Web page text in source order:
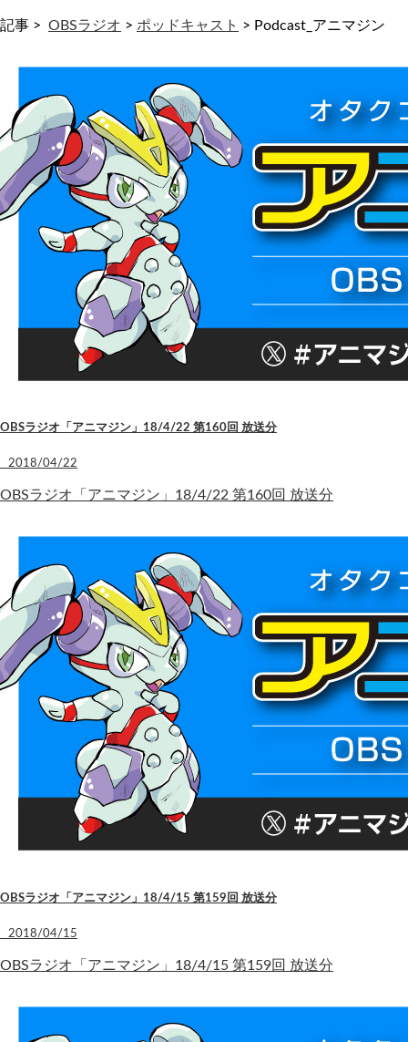
記事 > OBSラジオ > ポッドキャスト > Podcast_アニマジン
OBSラジオ「アニマジン」18/4/22 第160回 放送分
2018/04/22
OBSラジオ「アニマジン」18/4/22 第160回 放送分
OBSラジオ「アニマジン」18/4/15 第159回 放送分
2018/04/15
OBSラジオ「アニマジン」18/4/15 第159回 放送分